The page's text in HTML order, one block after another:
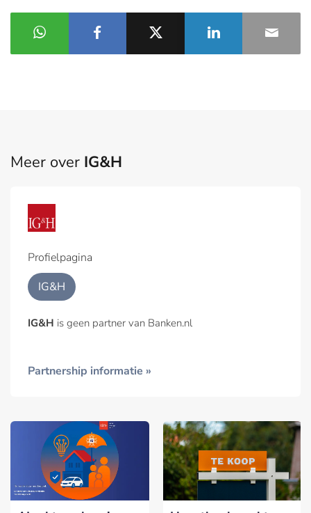
Meer over IG&H
Profielpagina
IG&H
IG&H is geen partner van Banken.nl
Partnership informatie »